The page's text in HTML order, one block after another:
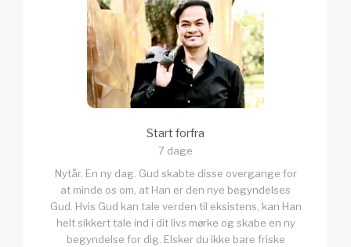
Start forfra
7 dage
Nytår. En ny dag. Gud skabte disse overgange for
at minde os om, at Han er den nye begyndelses
Gud. Hvis Gud kan tale verden til eksistens, kan Han
helt sikkert tale ind i dit livs mørke og skabe en ny
begyndelse for dig. Elsker du ikke bare friske